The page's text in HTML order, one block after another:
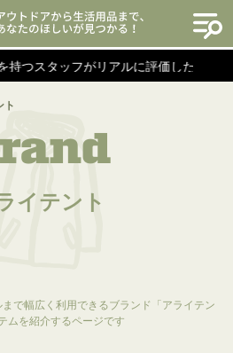
つスタッフがリアルに評価した商品を
ト
イテント
で幅広く利用できるブランド「アライテン
ムを紹介するページです